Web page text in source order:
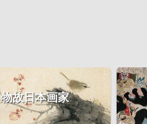
物故日本画家